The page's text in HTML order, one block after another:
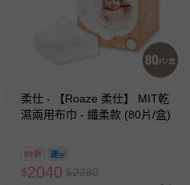
柔仕 - 【Roaze 柔仕】 MIT乾
濕兩用布巾 - 纖柔款 (80片/盒)
89折
$2040 $2280